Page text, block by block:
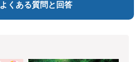
よくある質問と回答